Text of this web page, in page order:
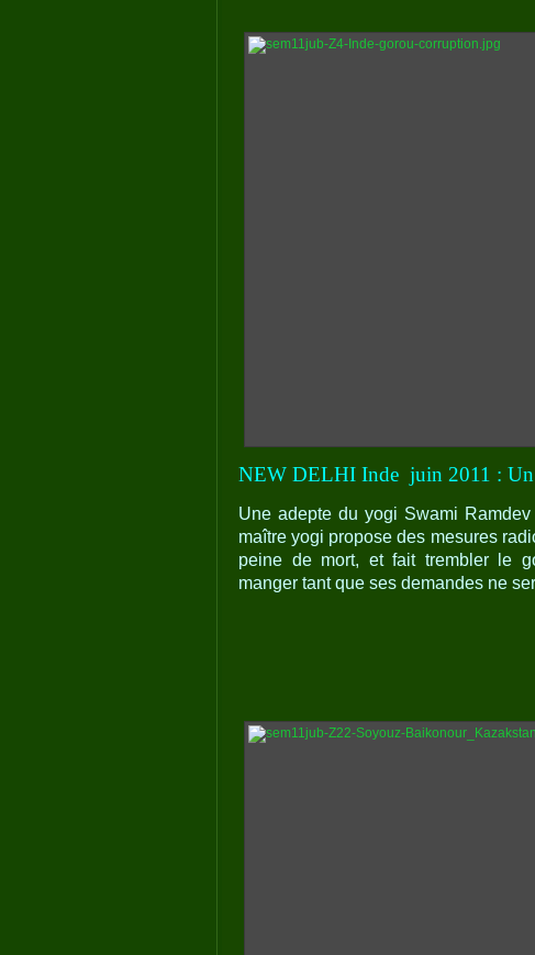
NEW DELHI Inde juin 2011 :
Une adepte du yogi Swami
maître yogi propose des mesures
peine de mort, et fait trembler le
manger tant que ses demandes ne